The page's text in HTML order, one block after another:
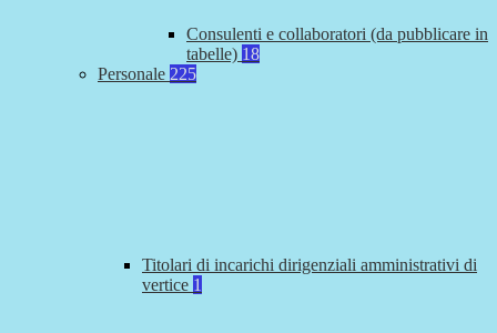
Consulenti e collaboratori (da pubblicare in
tabelle) 18
Personale 225
Titolari di incarichi dirigenziali amministrativi di
vertice 1